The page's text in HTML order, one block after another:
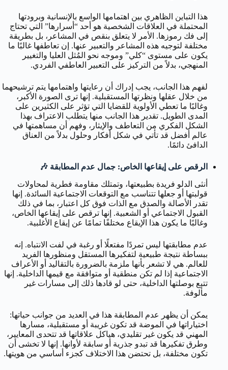
هذا التباين الظاهري بين اهتمامها الواسع بالإنسانية وبرودتها
المحتملة في العلاقات الشخصية هو أحد “أسرارها” التي تحتاج
إلى فك رموزها. الأمر لا يتعلق بنقص في المشاعر، بل بطريقة
مختلفة لتوجيه هذه المشاعر والتعبير عنها. إن تعاطفها غالبًا ما
يكون على مستوى “كلي” وموجه نحو المُثل العليا والتغيير
المنهجي، بدلاً من التركيز على التعبير العاطفي الفردي.
لفهم هذا الجانب، يجب إدراك أن رعايتها واهتمامها يتم ترشيحهما
من خلال عقلها ونظرتها المستقبلية. إنها ترى الصورة الأكبر،
وغالبًا ما تعطي الأولوية للقضايا التي تؤثر على الكثيرين على
المدى الطويل. تقدير هذا الجانب منها يتطلب الاعتراف بهذا
الشكل الفكري من التعاطف والإيثار، وفهم أن مساهمتها في
عالم أفضل قد تأتي في شكل أفكار وحلول بدلاً من العناق
الدافئ دائمًا.
الرقص على إيقاعها الخاص: جمال عدم المطابقة 🎶
أنثى الدلو فريدة بطبيعتها، وتمتلك مقاومة فطرية لمحاولات
قولبتها أو جعلها تتناسب مع التوقعات الاجتماعية السائدة. إنها
تقدر الأصالة والصدق مع الذات فوق كل اعتبار، بما في ذلك
القبول الاجتماعي أو الشعبية. إنها ترقص على إيقاعها الخاص،
وغالبًا ما يكون هذا الإيقاع مختلفًا تمامًا عن إيقاع الأغلبية.
عدم مطابقتها ليس تمردًا مفتعلًا أو رغبة في لفت الانتباه. إنه
ببساطة نتيجة طبيعية لتفكيرها المستقل ومنظورها الفريد
للعالم. هي لا تشعر بأنها ملزمة بالضرورة بالتقاليد أو الأعراف
الاجتماعية إذا لم تكن منطقية أو متوافقة مع قيمها الداخلية. إنها
تتبع بوصلتها الداخلية، حتى لو قادها ذلك إلى مسارات غير
مألوفة.
يمكن أن يظهر عدم المطابقة هذا في العديد من جوانب حياتها:
اختياراتها في الموضة قد تكون غريبة أو مستقبلية، مسارها
المهني قد يكون غير تقليدي، هياكل علاقاتها قد تتحدى المعايير،
وطرق تفكيرها قد تبدو جذرية أو سابقة لأوانها. إنها لا تخشى أن
تكون مختلفة، بل تحتضن هذا الاختلاف كجزء أساسي من هويتها.